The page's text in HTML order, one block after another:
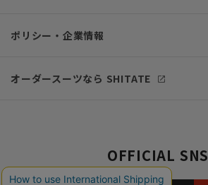
ポリシー・企業情報
オーダースーツなら SHITATE
OFFICIAL SNS